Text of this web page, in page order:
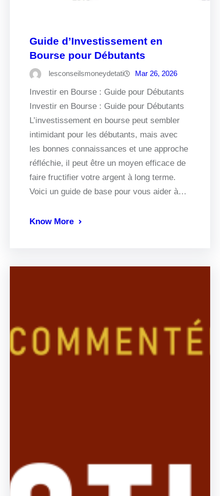
Guide d’Investissement en
Bourse pour Débutants
lesconseilsmoneydetati Mar 26, 2026
Investir en Bourse : Guide pour Débutants
Investir en Bourse : Guide pour Débutants
L’investissement en bourse peut sembler
intimidant pour les débutants, mais avec
les bonnes connaissances et une approche
réfléchie, il peut être un moyen efficace de
faire fructifier votre argent à long terme.
Voici un guide de base pour vous aider à…
Know More